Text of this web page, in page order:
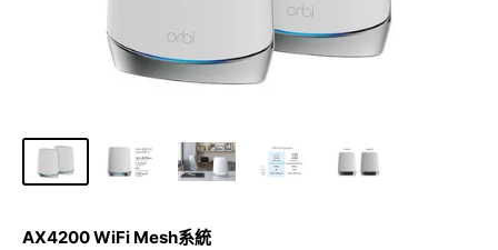
AX4200 WiFi Mesh系統